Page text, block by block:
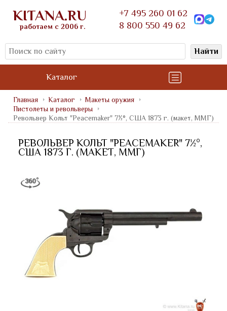
KITANA.RU
работаем с 2006 г.
+7 495 260 01 62
8 800 550 49 62
Найти
Каталог
Главная Каталог
Макеты оружия
Пистолеты и револьверы
Револьвер Кольт "Peacemaker­­" 7½°, США 1873 г. (макет, ММГ)
РЕВОЛЬВЕР КОЛЬТ "PEACEMAKER­­" 7½°,
США 1873 Г. (МАКЕТ, ММГ)